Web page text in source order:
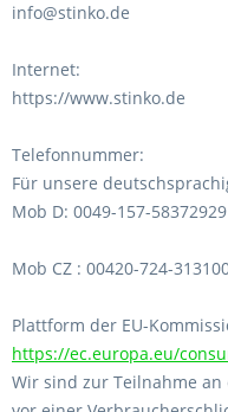
info@stinko.de
Internet:
https://www.stinko.de
Telefonnummer:
Für unsere
Mob D: 0049-157-58372929
Mob CZ : 00420-724-
Plattform der EU-
https://ec.europa.eu/
Wir sind zur Teilnahme